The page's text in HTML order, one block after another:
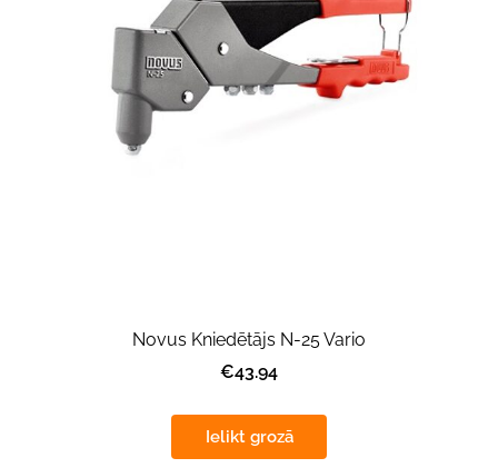
Novus Kniedētājs N-25 Vario
€43.94
Ielikt grozā